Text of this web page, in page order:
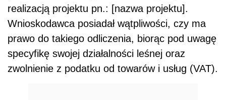
realizacją projektu pn.: [nazwa projektu].
Wnioskodawca posiadał wątpliwości, czy ma
prawo do takiego odliczenia, biorąc pod uwagę
specyfikę swojej działalności leśnej oraz
zwolnienie z podatku od towarów i usług (VAT).